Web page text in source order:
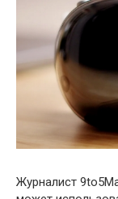
Журналист